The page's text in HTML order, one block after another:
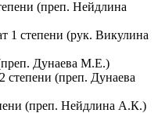
(преп. Нейдлина
1 степени (рук. Викулина
Дунаева М.Е.)
степени (преп. Дунаева
(преп. Нейдлина А.К.)